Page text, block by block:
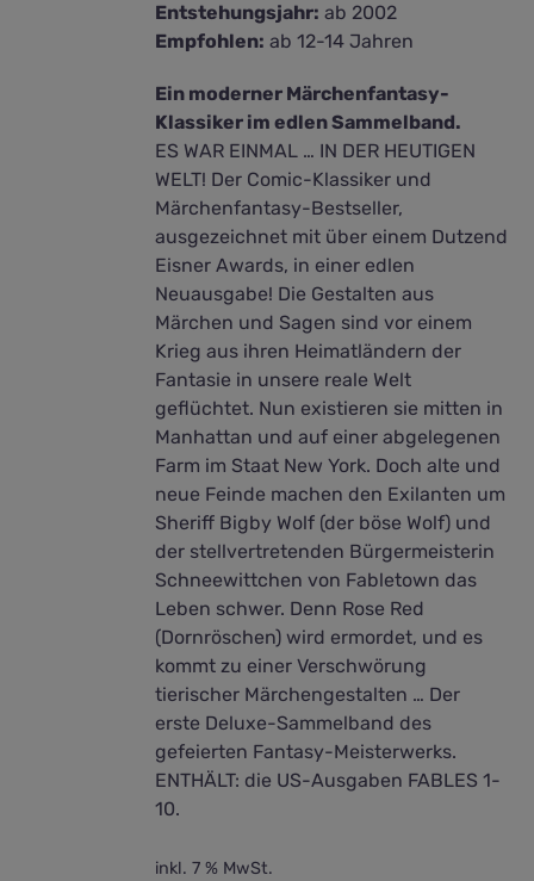
Entstehungsjahr: ab 2002
Empfohlen: ab 12-14 Jahren
Ein moderner Märchenfantasy-
Klassiker im edlen Sammelband.
ES WAR EINMAL … IN DER HEUTIGEN
WELT! Der Comic-Klassiker und
Märchenfantasy-Bestseller,
ausgezeichnet mit über einem Dutzend
Eisner Awards, in einer edlen
Neuausgabe! Die Gestalten aus
Märchen und Sagen sind vor einem
Krieg aus ihren Heimatländern der
Fantasie in unsere reale Welt
geflüchtet. Nun existieren sie mitten in
Manhattan und auf einer abgelegenen
Farm im Staat New York. Doch alte und
neue Feinde machen den Exilanten um
Sheriff Bigby Wolf (der böse Wolf) und
der stellvertretenden Bürgermeisterin
Schneewittchen von Fabletown das
Leben schwer. Denn Rose Red
(Dornröschen) wird ermordet, und es
kommt zu einer Verschwörung
tierischer Märchengestalten … Der
erste Deluxe-Sammelband des
gefeierten Fantasy-Meisterwerks.
ENTHÄLT: die US-Ausgaben FABLES 1-
10.
inkl. 7 % MwSt.